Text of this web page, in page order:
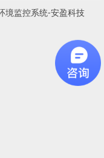
境监控系统-安盈科技